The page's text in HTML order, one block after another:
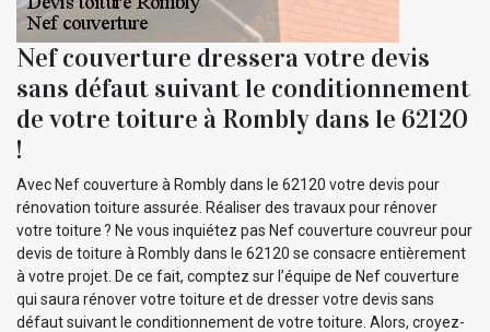
Nef couverture dressera votre devis
sans défaut suivant le conditionnement
de votre toiture à Rombly dans le 62120
!
Avec Nef couverture à Rombly dans le 62120 votre devis pour
rénovation toiture assurée. Réaliser des travaux pour rénover
votre toiture ? Ne vous inquiétez pas Nef couverture couvreur pour
devis de toiture à Rombly dans le 62120 se consacre entièrement
à votre projet. De ce fait, comptez sur l’équipe de Nef couverture
qui saura rénover votre toiture et de dresser votre devis sans
défaut suivant le conditionnement de votre toiture. Alors, croyez-